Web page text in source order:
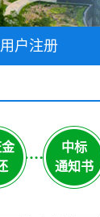
用户注册
中标
通知书